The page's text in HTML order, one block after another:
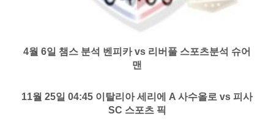
4월 6일 챔스 분석 벤피카 vs 리버풀 스포츠분석 슈어
맨
11월 25일 04:45 이탈리아 세리에 A 사수올로 vs 피사
SC 스포츠 픽